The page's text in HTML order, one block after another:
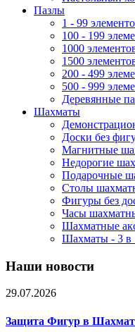
Пазлы
1 - 99
100 - 199
1000
1500
200 - 499
500 - 999
Деревянные
Шахматы
Доски без
Магнитные
Недорогие
Подарочные
Столы
Фигуры без
Часы
Шахматные
Шахматы - 3 в
Наши новости
29.07.2026
Защита Фигур в